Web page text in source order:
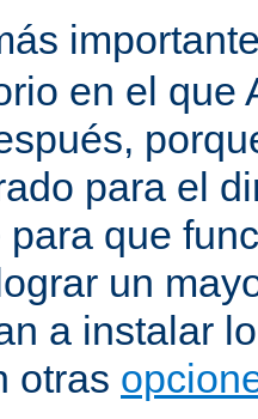
en el que
para el
que
un
a instalar
otras